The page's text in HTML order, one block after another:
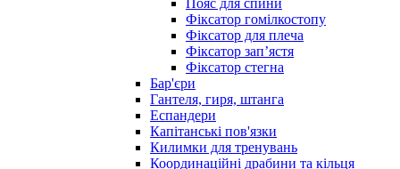
Пояс для спини
Фіксатор гомілкостопу
Фіксатор для плеча
Фіксатор запʼястя
Фіксатор стегна
Бар'єри
Гантеля, гиря, штанга
Еспандери
Капітанські пов'язки
Килимки для тренувань
Координаційні драбини та кільця